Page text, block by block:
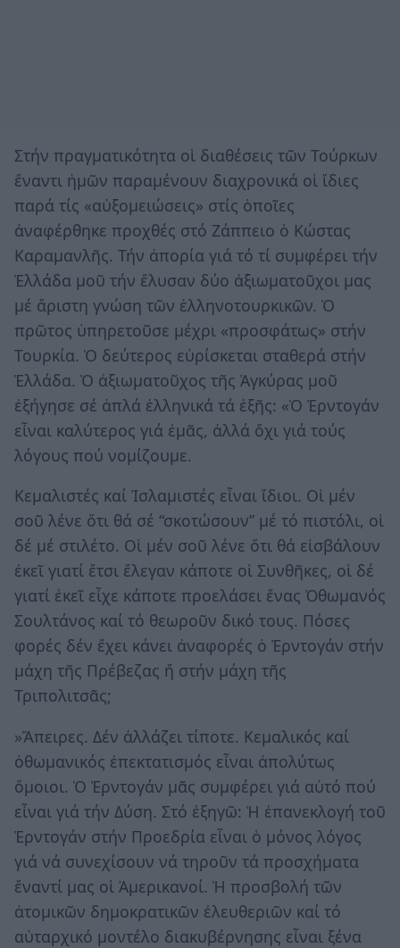
Στήν πραγματικότητα οἱ διαθέσεις τῶν Τούρκων
ἔναντι ἡμῶν παραμένουν διαχρονικά οἱ ἴδιες
παρά τίς «αὐξομειώσεις» στίς ὁποῖες
ἀναφέρθηκε προχθές στό Ζάππειο ὁ Κώστας
Καραμανλῆς. Τήν ἀπορία γιά τό τί συμφέρει τήν
Ἑλλάδα μοῦ τήν ἔλυσαν δύο ἀξιωματοῦχοι μας
μέ ἄριστη γνώση τῶν ἑλληνοτουρκικῶν. Ὁ
πρῶτος ὑπηρετοῦσε μέχρι «προσφάτως» στήν
Τουρκία. Ὁ δεύτερος εὑρίσκεται σταθερά στήν
Ἑλλάδα. Ὁ ἀξιωματοῦχος τῆς Ἀγκύρας μοῦ
ἐξήγησε σέ ἁπλά ἑλληνικά τά ἑξῆς: «Ὁ Ἐρντογάν
εἶναι καλύτερος γιά ἐμᾶς, ἀλλά ὄχι γιά τούς
λόγους πού νομίζουμε.
Κεμαλιστές καί Ἰσλαμιστές εἶναι ἴδιοι. Οἱ μέν
σοῦ λένε ὅτι θά σέ “σκοτώσουν” μέ τό πιστόλι, οἱ
δέ μέ στιλέτο. Οἱ μέν σοῦ λένε ὅτι θά εἰσβάλουν
ἐκεῖ γιατί ἔτσι ἔλεγαν κάποτε οἱ Συνθῆκες, οἱ δέ
γιατί ἐκεῖ εἶχε κάποτε προελάσει ἕνας Ὀθωμανός
Σουλτάνος καί τό θεωροῦν δικό τους. Πόσες
φορές δέν ἔχει κάνει ἀναφορές ὁ Ἐρντογάν στήν
μάχη τῆς Πρέβεζας ἤ στήν μάχη τῆς
Τριπολιτσᾶς;
»Ἄπειρες. Δέν ἀλλάζει τίποτε. Κεμαλικός καί
ὀθωμανικός ἐπεκτατισμός εἶναι ἀπολύτως
ὅμοιοι. Ὁ Ἐρντογάν μᾶς συμφέρει γιά αὐτό πού
εἶναι γιά τήν Δύση. Στό ἐξηγῶ: Ἡ ἐπανεκλογή τοῦ
Ἐρντογάν στήν Προεδρία εἶναι ὁ μόνος λόγος
γιά νά συνεχίσουν νά τηροῦν τά προσχήματα
ἔναντί μας οἱ Ἀμερικανοί. Ἡ προσβολή τῶν
ἀτομικῶν δημοκρατικῶν ἐλευθεριῶν καί τό
αὐταρχικό μοντέλο διακυβέρνησης εἶναι ξένα